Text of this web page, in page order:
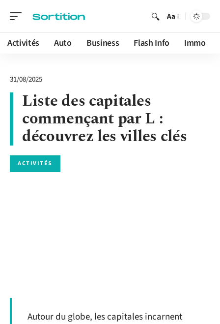
Aa
Activités Auto Business Flash Info Immo
31/08/2025
Liste des capitales
commençant par L :
découvrez les villes clés
ACTIVITÉS
Autour du globe, les capitales incarnent